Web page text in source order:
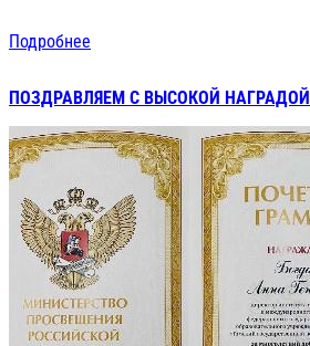
Подробнее
ПОЗДРАВЛЯЕМ С ВЫСОКОЙ НАГРАДОЙ